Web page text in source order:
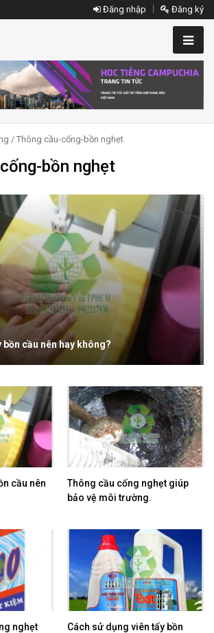
Đăng nhập Đăng ký
/ Thông cầu-cống-bồn nghẹt
bồn nghẹt
Thông cầu cống nghẹt giúp bảo vệ
cầu nên
Thông cầu cống nghẹt giúp
bảo vệ môi trường.
nghẹt
Cách sử dụng viên tẩy bồn